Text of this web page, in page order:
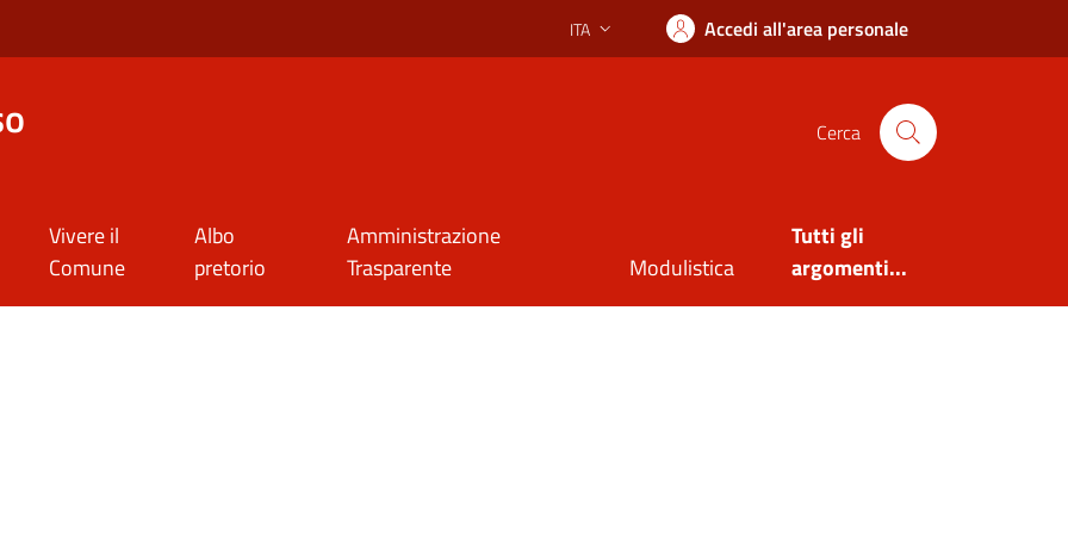
Lingua attiva:
ITA Accedi all'area personale
Cerca
Vivere il
Comune
Albo
pretorio
Amministrazione
Trasparente
Modulistica
Tutti gli
argomenti...